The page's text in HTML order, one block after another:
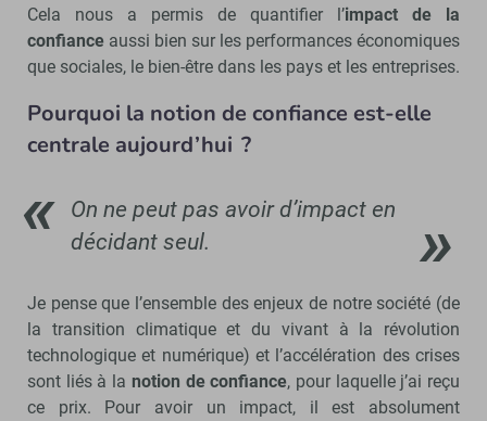
Cela nous a permis de quantifier l’impact de la
confiance aussi bien sur les performances économiques
que sociales, le bien-être dans les pays et les entreprises.
Pourquoi la notion de confiance est-elle
centrale aujourd’hui ?
On ne peut pas avoir d’impact en
décidant seul.
Je pense que l’ensemble des enjeux de notre société (de
la transition climatique et du vivant à la révolution
technologique et numérique) et l’accélération des crises
sont liés à la notion de confiance, pour laquelle j’ai reçu
ce prix. Pour avoir un impact, il est absolument